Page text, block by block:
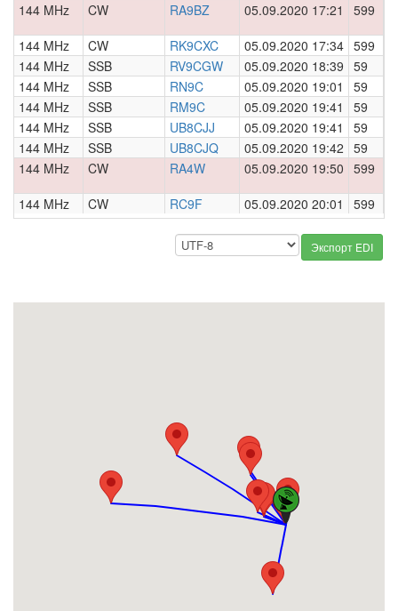
144 MHz
CW RA9BZ 05.09.2020 17:21 599
144 MHz
CW RK9CXC 05.09.2020 17:34 599
144 MHz
SSB RV9CGW 05.09.2020 18:39 59
144 MHz
SSB RN9C 05.09.2020 19:01 59
144 MHz
SSB RM9C 05.09.2020 19:41 59
144 MHz
SSB UB8CJJ 05.09.2020 19:41 59
144 MHz
SSB UB8CJQ 05.09.2020 19:42 59
144 MHz
CW RA4W 05.09.2020 19:50 599
144 MHz
CW RC9F 05.09.2020 20:01 599
Экспорт EDI